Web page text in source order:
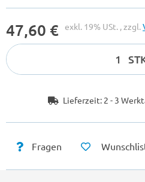
47,60 € exkl. 19% USt. , zzgl.
Lieferzeit: 2 - 3
Fragen